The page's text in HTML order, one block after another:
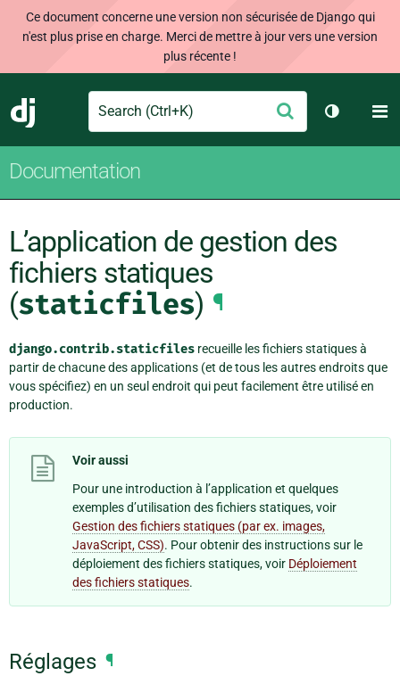
Ce document concerne une version non sécurisée de Django qui
n'est plus prise en charge. Merci de mettre à jour vers une version
plus récente !
Django
Search Envoyer
Changer
Documentation
L’application de gestion des
fichiers statiques
(staticfiles) ¶
django.contrib.staticfiles recueille les fichiers statiques à
partir de chacune des applications (et de tous les autres endroits que
vous spécifiez) en un seul endroit qui peut facilement être utilisé en
production.
Voir aussi
Pour une introduction à l’application et quelques
exemples d’utilisation des fichiers statiques, voir
Gestion des fichiers statiques (par ex. images,
JavaScript, CSS). Pour obtenir des instructions sur le
déploiement des fichiers statiques, voir Déploiement
des fichiers statiques.
Réglages ¶